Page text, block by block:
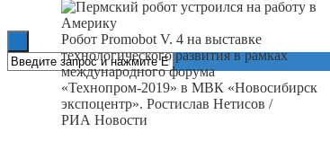
Робот Promobot V. 4 на выставке
технологического развития в рамках
международного форума
«Технопром-2019» в МВК «Новосибирск
экспоцентр». Ростислав Нетисов /
РИА Новости